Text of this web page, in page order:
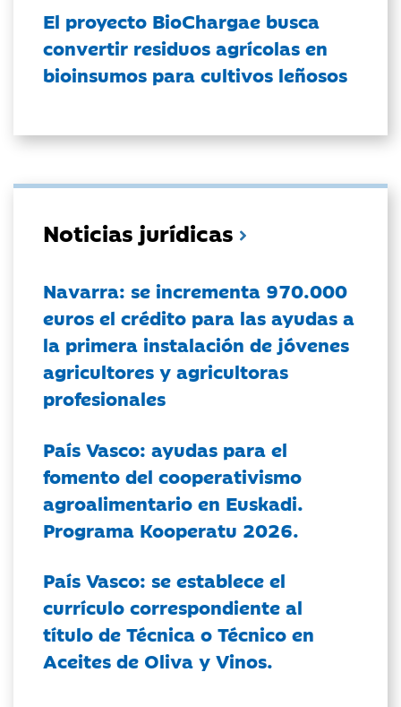
El proyecto BioChargae busca
convertir residuos agrícolas en
bioinsumos para cultivos leñosos
Noticias jurídicas
Navarra: se incrementa 970.000
euros el crédito para las ayudas a
la primera instalación de jóvenes
agricultores y agricultoras
profesionales
País Vasco: ayudas para el
fomento del cooperativismo
agroalimentario en Euskadi.
Programa Kooperatu 2026.
País Vasco: se establece el
currículo correspondiente al
título de Técnica o Técnico en
Aceites de Oliva y Vinos.